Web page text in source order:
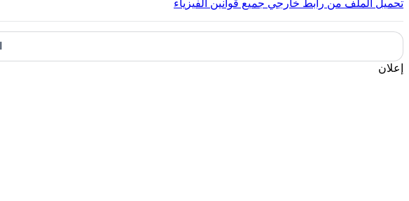
تحميل الملف من رابط خارجي جميع قوانين الفيزياء
إعلان